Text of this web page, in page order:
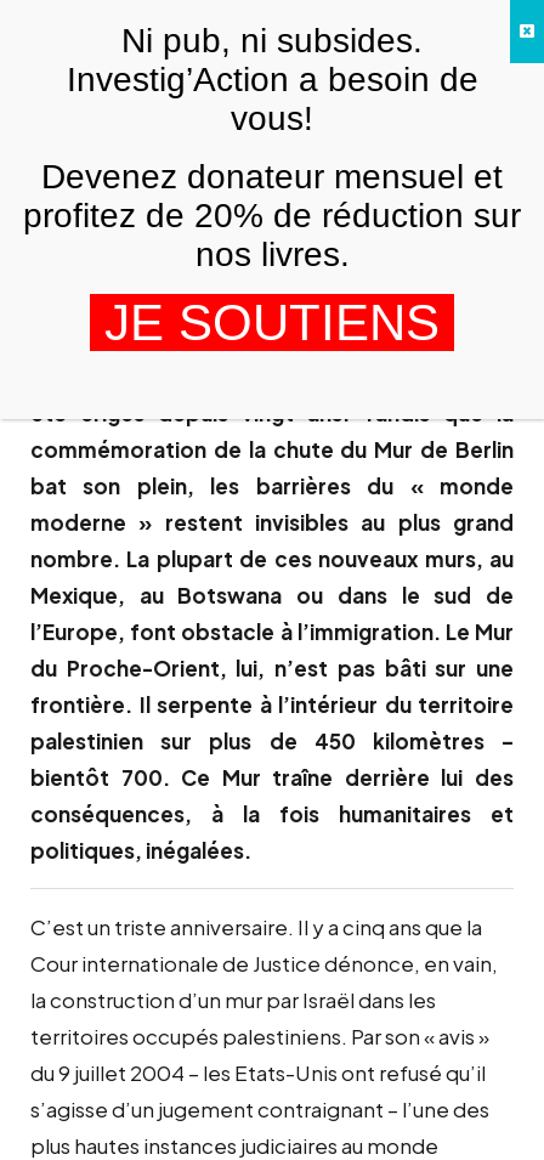
à l’autre
BENJAMIN MORIAMÉ 10 NOVEMBRE 2009
Bien des
été érigés depuis vingt ans. Tandis que la
commémoration de la chute du Mur de Berlin
bat son plein, les barrières du « monde
moderne » restent invisibles au plus grand
nombre. La plupart de ces nouveaux murs, au
Mexique, au Botswana ou dans le sud de
l’Europe, font obstacle à l’immigration. Le Mur
du Proche-Orient, lui, n’est pas bâti sur une
frontière. Il serpente à l’intérieur du territoire
palestinien sur plus de 450 kilomètres –
bientôt 700. Ce Mur traîne derrière lui des
conséquences, à la fois humanitaires et
politiques, inégalées.
C’est un triste anniversaire. Il y a cinq ans que la
Cour internationale de Justice dénonce, en vain,
la construction d’un mur par Israël dans les
territoires occupés palestiniens. Par son « avis »
du 9 juillet 2004 – les Etats-Unis ont refusé qu’il
s’agisse d’un jugement contraignant – l’une des
plus hautes instances judiciaires au monde
Ni pub, ni subsides.
Investig’Action a besoin de
vous!
Devenez donateur mensuel et
profitez de 20% de réduction sur
nos livres.
JE SOUTIENS